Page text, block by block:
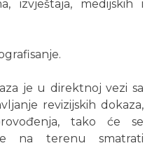
izvještaja, medijskih i
je u direktnoj vezi sa
revizijskih dokaza,
tako će se
na terenu smatrati